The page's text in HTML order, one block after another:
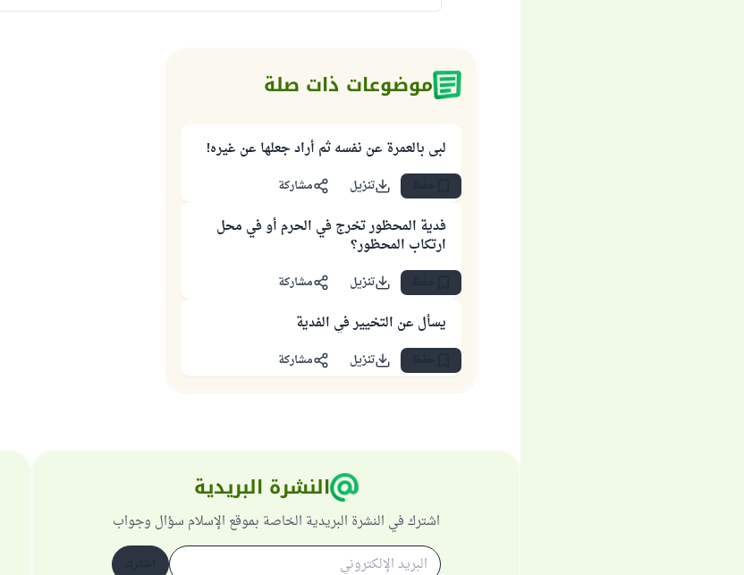
موضوعات ذات صلة
لبى بالعمرة عن نفسه ثم أراد جعلها عن غيره!
تنزيل مشاركة
فدية المحظور تخرج في الحرم أو في محل
ارتكاب المحظور؟
تنزيل مشاركة
يسأل عن التخيير في الفدية
تنزيل مشاركة
النشرة البريدية
اشترك في النشرة البريدية الخاصة بموقع الإسلام سؤال وجواب